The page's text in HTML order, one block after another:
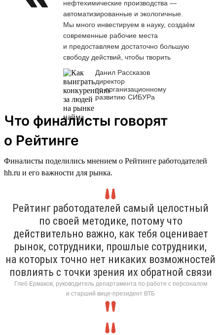
нефтехимические производства —
автоматизированные и экологичные.
Мы много инвестируем в науку, создаём
современные рабочие места
и предоставляем достаточно большую
свободу действий, чтобы творить
Данил Рассказов
директор
по организационному
развитию СИБУРа
Что финалисты говорят
о Рейтинге
Финалисты поделились мнением о Рейтинге работодателей
hh.ru и его важности для рынка.
Рейтинг работодателей самый целостный
по своей методике, потому что
действительно важно, как тебя оценивает
рынок, сотрудники, прошлые сотрудники,
на которых точно нет никаких возможностей
повлиять с точки зрения их обратной связи
Глеб Ермаков, руководитель департамента по работе с персоналом
и старший вице-президент ВТБ